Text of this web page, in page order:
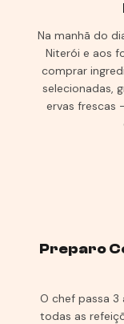
Na manhã do
Niterói e aos
comprar
selecionadas,
ervas frescas
Preparo
O chef passa 3
todas as